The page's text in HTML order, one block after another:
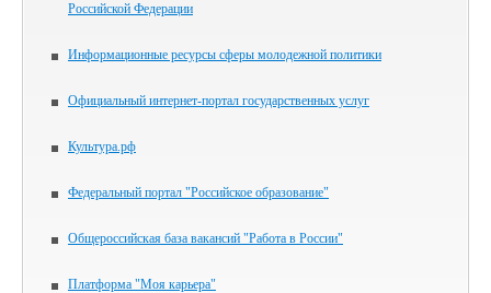
Российской Федерации
Информационные ресурсы сферы молодежной политики
Официальный интернет-портал государственных услуг
Культура.рф
Федеральный портал "Российское образование"
Общероссийская база вакансий "Работа в России"
Платформа "Моя карьера"